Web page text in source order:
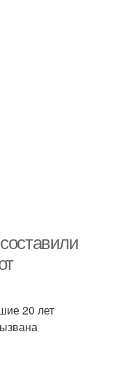
20 лет